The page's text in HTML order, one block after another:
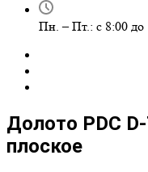
Пн. – Пт.: с 8:00 до
Долото PDC
плоское